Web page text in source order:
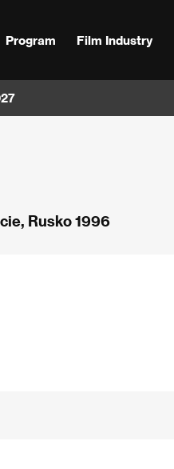
Program Film Industry
Rusko 1996